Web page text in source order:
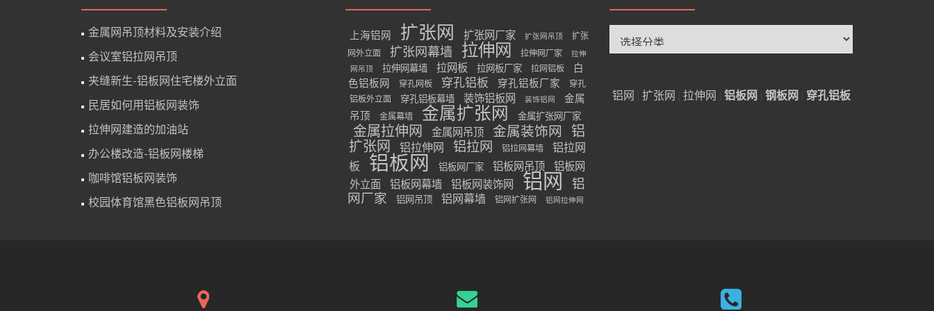
金属网吊顶材料及安装介绍
会议室铝拉网吊顶
夹缝新生-铝板网住宅楼外立面
民居如何用铝板网装饰
拉伸网建造的加油站
办公楼改造-铝板网楼梯
咖啡馆铝板网装饰
校园体育馆黑色铝板网吊顶
上海铝网 扩张网 扩张网厂家 扩张网吊顶
扩张
网外立面
扩张网幕墙 拉伸网 拉伸网厂家
拉伸
网吊顶
拉伸网幕墙 拉网板 拉网板厂家 拉网铝板
白
色铝板网
穿孔网板 穿孔铝板 穿孔铝板厂家
穿孔
铝板外立面
穿孔铝板幕墙 装饰铝板网 装饰铝网
金属
吊顶
金属幕墙 金属扩张网 金属扩张网厂家
金属拉伸网 金属网吊顶 金属装饰网
铝
扩张网
铝拉伸网 铝拉网 铝拉网幕墙
铝拉网
板
铝板网 铝板网厂家 铝板网吊顶
铝板网
外立面
铝板网幕墙 铝板网装饰网 铝网
铝
网厂家
铝网吊顶 铝网幕墙 铝网扩张网 铝网拉伸网
铝网 扩张网 拉伸网 铝板网 钢板网 穿孔铝板